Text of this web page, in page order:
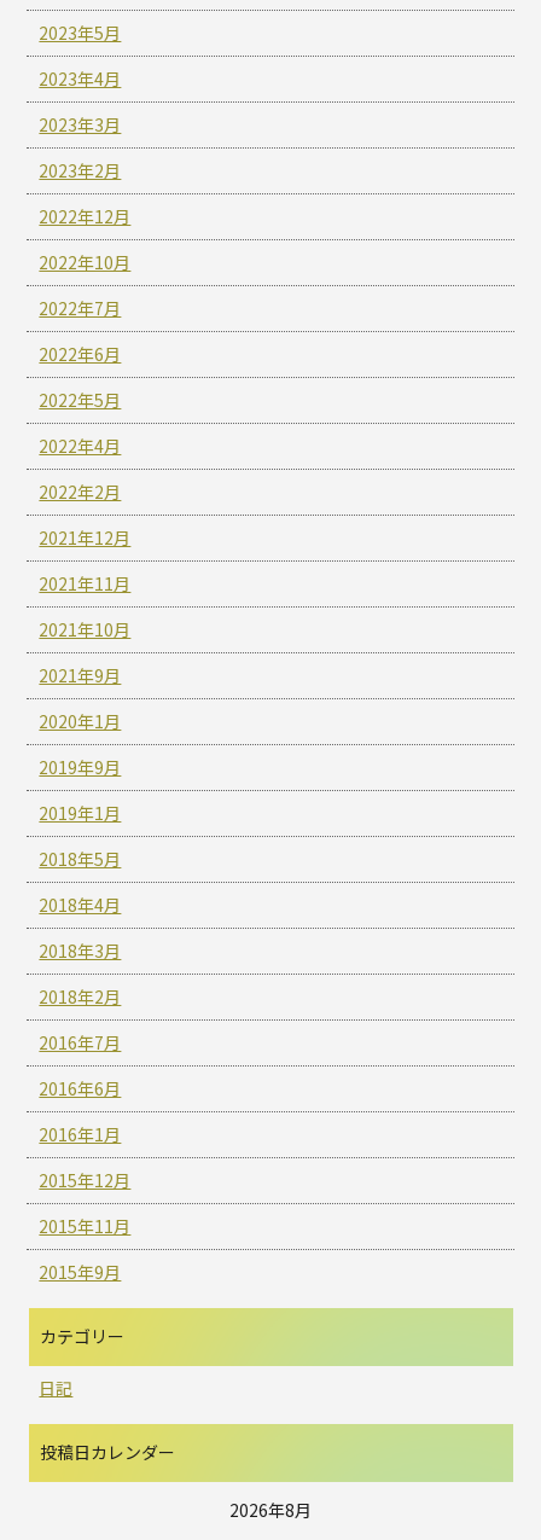
2023年5月
2023年4月
2023年3月
2023年2月
2022年12月
2022年10月
2022年7月
2022年6月
2022年5月
2022年4月
2022年2月
2021年12月
2021年11月
2021年10月
2021年9月
2020年1月
2019年9月
2019年1月
2018年5月
2018年4月
2018年3月
2018年2月
2016年7月
2016年6月
2016年1月
2015年12月
2015年11月
2015年9月
カテゴリー
日記
投稿日カレンダー
2026年8月